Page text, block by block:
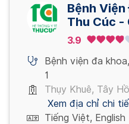
Xem thêm
Nội soi dạ dày ống
mẫu bệnh phẩm XN.
Xem thêm
Gói khám – nam –
định kỳ – nâng cao
3,200,000 VND
Gói khám – nam –
định kỳ – nâng cao –
4,621,000 VND
Bệnh
Thu Cúc -
Khuê -
3.9
Bệnh viện đa khoa,
1
Thụy Khuê, Tây
Xem địa chỉ chi
Tiếng Việt, English